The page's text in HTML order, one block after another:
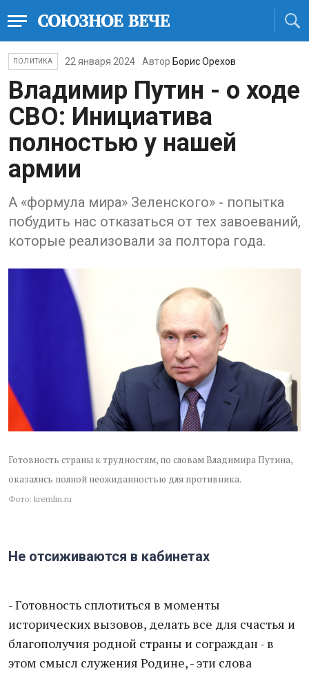
ПОЛИТИКА 22 января 2024 Автор Борис Орехов
Владимир Путин - о ходе
СВО: Инициатива
полностью у нашей
армии
А «формула мира» Зеленского» - попытка
побудить нас отказаться от тех завоеваний,
которые реализовали за полтора года.
Готовность страны к трудностям, по словам Владимира Путина,
оказались полной неожиданностью для противника.
Фото: kremlin.ru
Не отсиживаются в кабинетах
- Готовность сплотиться в моменты
исторических вызовов, делать все для счастья и
благополучия родной страны и сограждан - в
этом смысл служения Родине, - эти слова